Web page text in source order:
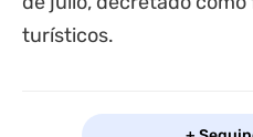
turísticos.